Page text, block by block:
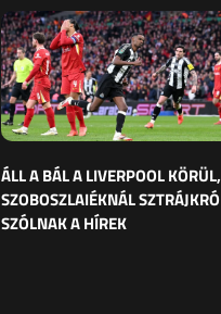
ÁLL A BÁL A LIVERPOOL KÖRÜL,
SZOBOSZLAIÉKNÁL
SZÓLNAK A HÍREK